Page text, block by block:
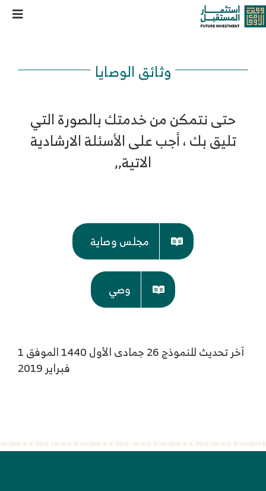
تخطى
إلى
مركز المعرفة
مصرف الثلث بين الذرية وأعمال الخير
وثائق الوصايا
حتى نتمكن من خدمتك بالصورة التي
تليق بك ، أجب على الأسئلة الارشادية
الاتية,,
مجلس وصاية
وصي
آخر تحديث للنموذج 26 جمادى الأول 1440 الموفق 1
فبراير 2019